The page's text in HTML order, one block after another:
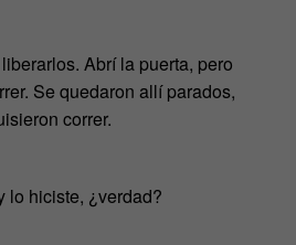
Abrí la puerta, pero
Se quedaron allí parados,
correr.
lo hiciste, ¿verdad?